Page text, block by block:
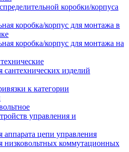
коробки/корпуса
коробка/корпус для монтажа в
коробка/корпус для монтажа на
сантехнических изделий
к категории
управления и
аппарата цепи управления
низковольтных коммутационных